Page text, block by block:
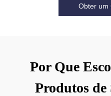
Obter um
Por Que
Produtos